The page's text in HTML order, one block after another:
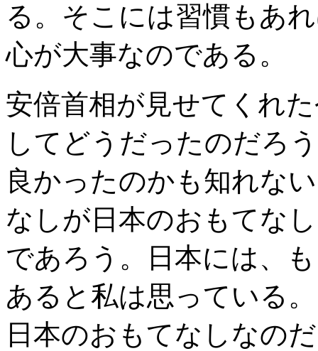
る。そこには習慣もあ
心が大事なのである。
安倍首相が見せてくれ
してどうだったのだろ
良かったのかも知れな
なしが日本のおもてな
であろう。日本には、
あると私は思っている
日本のおもてなしなの